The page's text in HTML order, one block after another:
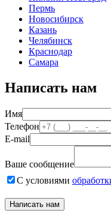
Пермь
Новосибирск
Казань
Челябинск
Краснодар
Самара
Написать нам
Имя
Телефон
E-mail
Ваше сообщение
С условиями
Написать нам